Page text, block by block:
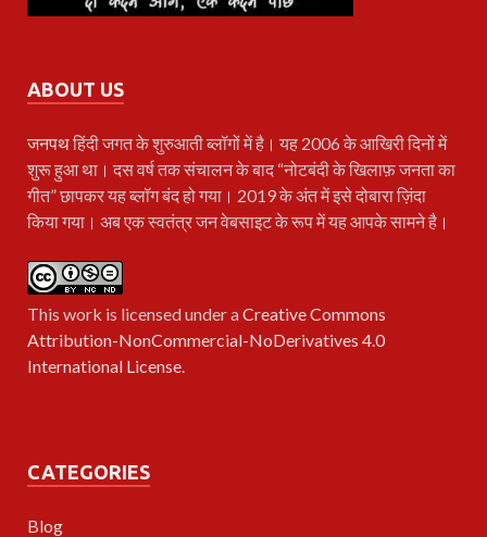
ABOUT US
जनपथहिंदी जगत के शुरुआती ब्लॉगों में है। यह 2006 के आखिरी दिनों में
शुरू हुआ था। दस वर्ष तक संचालन के बाद “नोटबंदी के खिलाफ़ जनता का
गीत” छापकर यह ब्लॉग बंद हो गया। 2019 के अंत में इसे दोबारा ज़िंदा
किया गया। अब एक स्वतंत्र जन वेबसाइट के रूप में यह आपके सामने है।
This work is licensed under aCreative Commons
Attribution-NonCommercial-NoDerivatives 4.0
International License.
CATEGORIES
Blog